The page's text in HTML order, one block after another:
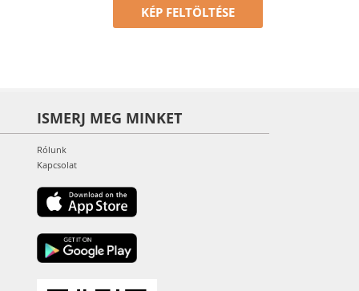
KÉP FELTÖLTÉSE
ISMERJ MEG MINKET
Rólunk
Kapcsolat